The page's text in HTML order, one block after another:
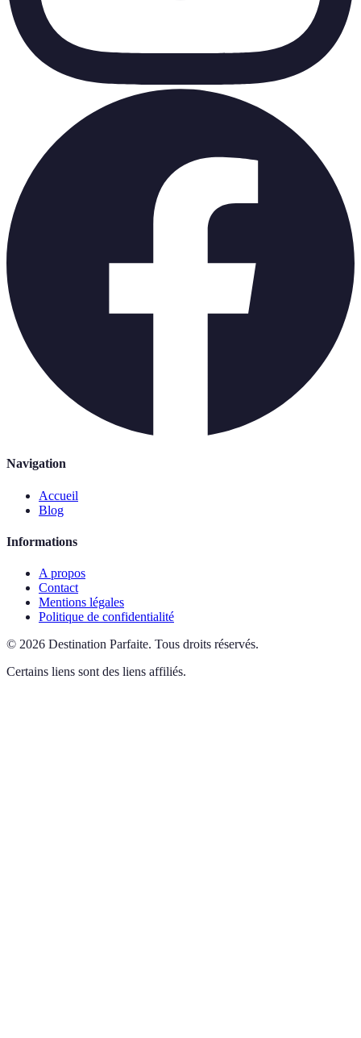
Navigation
Accueil
Blog
Informations
A propos
Contact
Mentions légales
Politique de confidentialité
© 2026 Destination Parfaite. Tous droits réservés.
Certains liens sont des liens affiliés.